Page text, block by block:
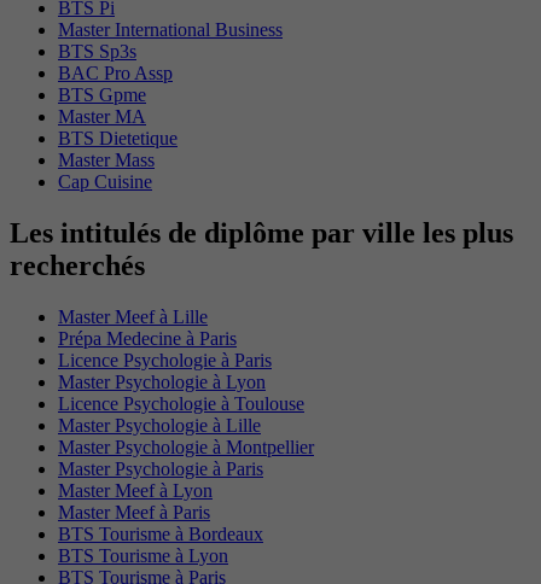
BTS Pi
Master International Business
BTS Sp3s
BAC Pro Assp
BTS Gpme
Master MA
BTS Dietetique
Master Mass
Cap Cuisine
Les intitulés de diplôme par ville les plus
recherchés
Master Meef à Lille
Prépa Medecine à Paris
Licence Psychologie à Paris
Master Psychologie à Lyon
Licence Psychologie à Toulouse
Master Psychologie à Lille
Master Psychologie à Montpellier
Master Psychologie à Paris
Master Meef à Lyon
Master Meef à Paris
BTS Tourisme à Bordeaux
BTS Tourisme à Lyon
BTS Tourisme à Paris